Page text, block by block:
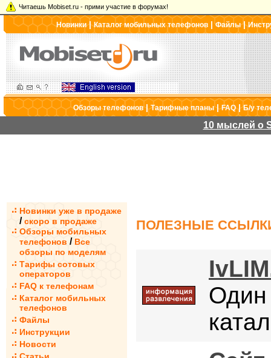
Читаешь Mobiset.ru - прими участие в форумах!
Новинки|Каталог мобильных телефонов |Файлы|
Обзоры телефонов|Тарифные планы|FAQ|Б/у
10 мыслей о
Новинки уже в продаже
/ скоро в продаже
Обзоры мобильных
телефонов / Все
обзоры по моделям
Тарифы сотовых
операторов
FAQ к телефонам
Каталог мобильных
телефонов
Файлы
Инструкции
Новости
ПОЛЕЗНЫЕ
Один